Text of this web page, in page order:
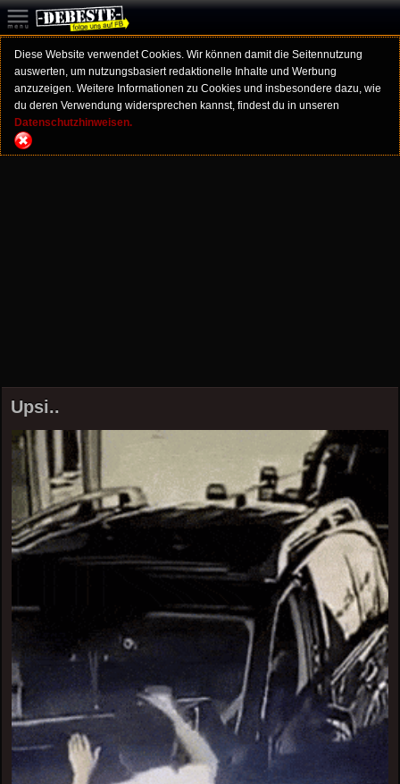
Diese Website verwendet Cookies. Wir können damit die Seitennutzung
auswerten, um nutzungsbasiert redaktionelle Inhalte und Werbung
anzuzeigen. Weitere Informationen zu Cookies und insbesondere dazu, wie
du deren Verwendung widersprechen kannst, findest du in unseren
Datenschutzhinweisen.
Upsi..